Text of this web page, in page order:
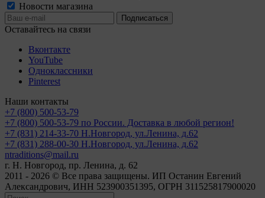
Новости магазина
Оставайтесь на связи
Вконтакте
YouTube
Одноклассники
Pinterest
Наши контакты
+7 (800) 500-53-79
+7 (800) 500-53-79 по России. Доставка в любой регион!
+7 (831) 214-33-70 Н.Новгород, ул.Ленина, д.62
+7 (831) 288-00-30 Н.Новгород, ул.Ленина, д.62
ntraditions@mail.ru
г. Н. Новгород, пр. Ленина, д. 62
2011 - 2026 © Все права защищены. ИП Останин Евгений
Александрович, ИНН 523900351395, ОГРН 311525817900020